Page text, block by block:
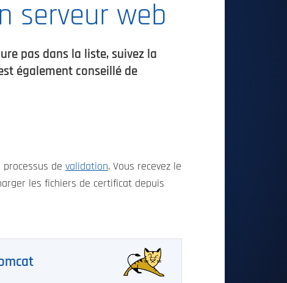
serveur web
pas dans la liste, suivez la
également conseillé de
de validation. Vous recevez le
les fichiers de certificat depuis